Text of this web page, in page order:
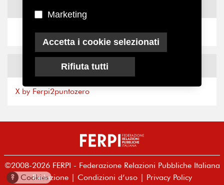
News
X by Ferpi2puntozero
©2008-2026 FERPI - Federazione Relazioni Pubbliche Italiana
Redazione| Condizioni d’uso| Privacy Policy
? Cookies
Marketing
Accetta i cookie selezionati
Rifiuta tutti